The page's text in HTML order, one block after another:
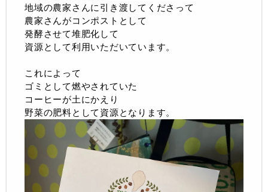
地域の農家さんに引き渡してくださって
農家さんがコンポストとして
発酵させて堆肥化して
資源として利用いただいています。
これによって
ゴミとして燃やされていた
コーヒーが土にかえり
野菜の肥料として資源となります。